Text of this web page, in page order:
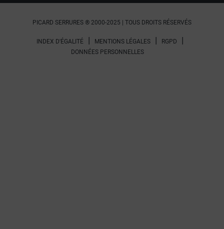
PICARD SERRURES ® 2000-2025 | TOUS DROITS RÉSERVÉS
INDEX D'ÉGALITÉ MENTIONS LÉGALES
RGPD
DONNÉES PERSONNELLES